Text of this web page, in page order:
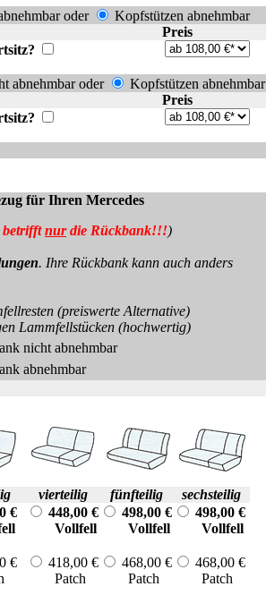
oder
Kopfstützen abnehmbar
Preis
abnehmbar oder
Kopfstützen abnehmbar
Preis
für Ihren Mercedes
betrifftnurdie Rückbank!!!)
. Ihre Rückbank kann auch anders
(preiswerte Alternative)
Lammfellstücken (hochwertig)
nicht abnehmbar
abnehmbar
vierteilig fünfteilig
sechsteilig
€
€
448,00 €
Vollfell
418,00 €
Patch
498,00 €
Vollfell
468,00 €
Patch
498,00 €
Vollfell
468,00 €
Patch